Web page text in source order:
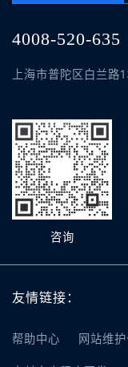
4008-520-635
上海市普陀区白兰
咨询
友情链接：
帮助中心 网站维护